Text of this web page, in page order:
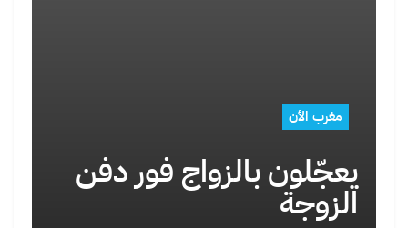
مغرب الأن
يعجّلون بالزواج فور دفن
الزوجة